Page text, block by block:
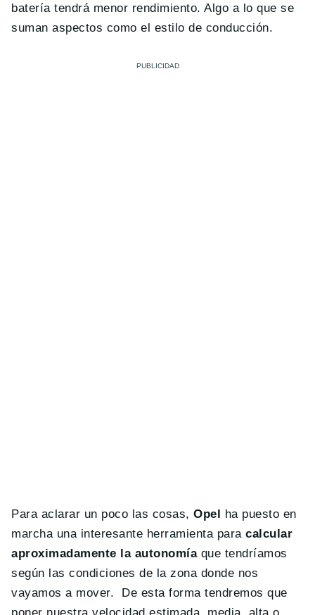
batería tendrá menor rendimiento. Algo a lo que se
suman aspectos como el estilo de conducción.
Para aclarar un poco las cosas,Opel ha puesto en
marcha una interesante herramienta paracalcular
aproximadamente la autonomíaque tendríamos
según las condiciones de la zona donde nos
vayamos a mover. De esta forma tendremos que